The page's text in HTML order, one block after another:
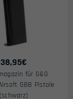
38,95€
für G&G
Airsoft GBB Pistole
(schwarz)